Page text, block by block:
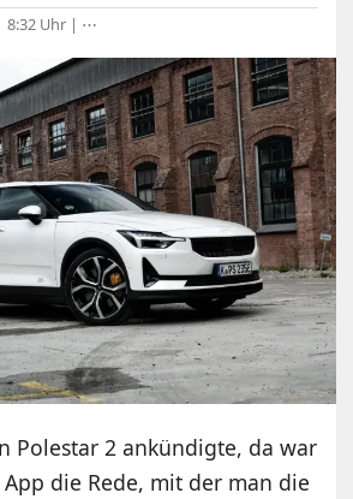
8:32 Uhr | ⋯
Polestar 2 ankündigte, da war
die Rede, mit der man die